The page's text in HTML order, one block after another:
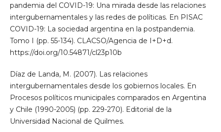
pandemia del COVID-19: Una mirada desde las relaciones
intergubernamentales y las redes de políticas. En PISAC
COVID-19: La sociedad argentina en la postpandemia.
Tomo I (pp. 55-134). CLACSO/Agencia de I+D+d.
https://doi.org/10.54871/cl23p10b
Díaz de Landa, M. (2007). Las relaciones
intergubernamentales desde los gobiernos locales. En
Procesos políticos municipales comparados en Argentina
y Chile (1990-2005) (pp. 229-270). Editorial de la
Universidad Nacional de Quilmes.